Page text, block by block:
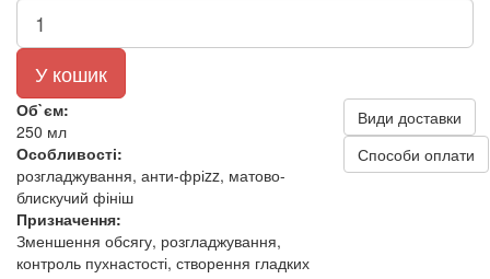
У кошик
Об`єм:
250 мл
Особливості:
розгладжування, анти-фріzz, матово-
блискучий фініш
Призначення:
Зменшення обсягу, розгладжування,
контроль пухнастості, створення гладких
Види доставки
Способи оплати